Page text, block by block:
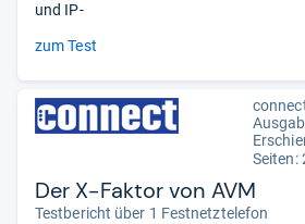
und IP-
zum Test
Seiten:
Der X-Faktor von AVM
Testbericht über 1 Festnetztelefon